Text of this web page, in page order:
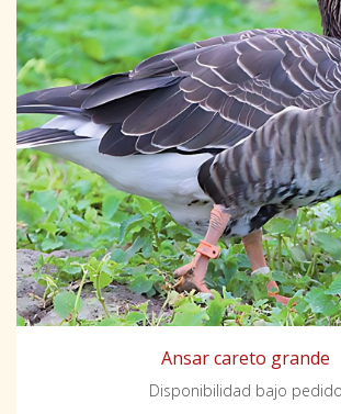
Ansar careto grande
Disponibilidad bajo pedido